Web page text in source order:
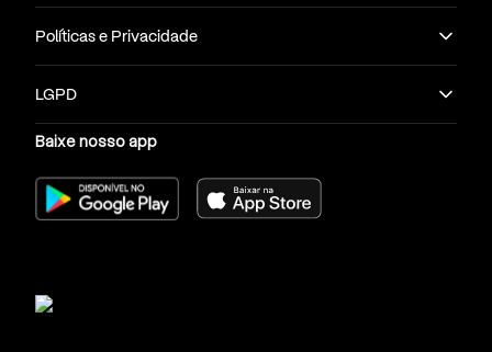
Políticas e Privacidade
LGPD
Baixe nosso app